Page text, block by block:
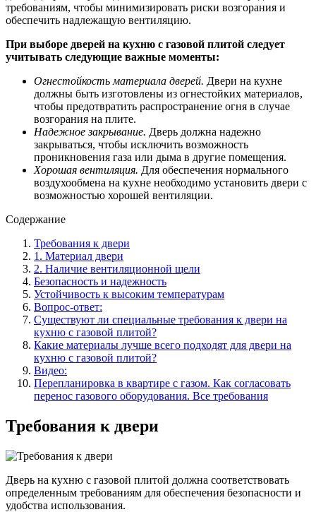
требованиям, чтобы минимизировать риски возгорания и
обеспечить надлежащую вентиляцию.
При выборе дверей на кухню с газовой плитой следует
учитывать следующие важные моменты:
Огнестойкость материала дверей. Двери на кухне
должны быть изготовлены из огнестойких материалов,
чтобы предотвратить распространение огня в случае
возгорания на плите.
Надежное закрывание. Дверь должна надежно
закрываться, чтобы исключить возможность
проникновения газа или дыма в другие помещения.
Хорошая вентиляция. Для обеспечения нормального
воздухообмена на кухне необходимо установить двери с
возможностью хорошей вентиляции.
Содержание
Требования к двери
1. Материал двери
2. Наличие вентиляционной щели
Безопасность и надежность
Устойчивость к высоким температурам
Вопрос-ответ:
Существуют ли специальные требования к двери на
кухню с газовой плитой?
Какие материалы лучше всего подходят для двери на
кухню с газовой плитой?
Видео:
Перепланировка в квартире с газом. Как согласовать
перенос газового оборудования. Все требования
Требования к двери
Дверь на кухню с газовой плитой должна соответствовать
определенным требованиям для обеспечения безопасности и
удобства использования.